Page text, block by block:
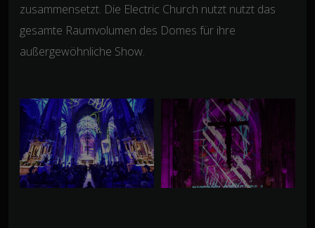
zusammensetzt. Die Electric Church nutzt nutzt das
gesamte Raumvolumen des Domes für ihre
außergewöhnliche Show.